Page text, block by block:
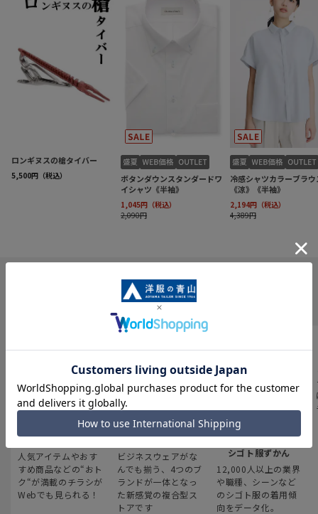
INFORMATION
最新のお買い得情報
人気アイテムやおす
すめ商品などの“おト
ク“が満載のチラシが
Webでも見られる！
スーツスクエア
ビジネスウェアがな
んでも揃う、4つのブ
ランドが一体となっ
た新感覚の複合型ス
トアです
みんなの
シゴト服ずかん
12,000人以上の業界
や職種、シーンなど
のシゴト服の着用傾
向をデータ化。